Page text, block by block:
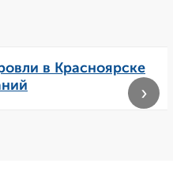
в Красноярске
›